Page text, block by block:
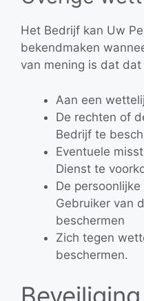
Het Bedrijf kan Uw
bekendmaken
van mening is dat
Aan een
De rechten of
Bedrijf te
Eventuele
Dienst te
De
Gebruiker van
beschermen
Zich tegen
beschermen.